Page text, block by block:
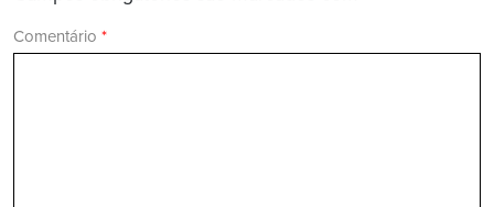
Comentário *